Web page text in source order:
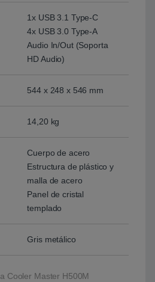
1x USB 3.1 Type-C
4x USB 3.0 Type-A
Audio In/Out (Soporta
HD Audio)
544 x 248 x 546 mm
14,20 kg
Cuerpo de acero
Estructura de plástico y
malla de acero
Panel de cristal
templado
Gris metálico
Cooler Master H500M